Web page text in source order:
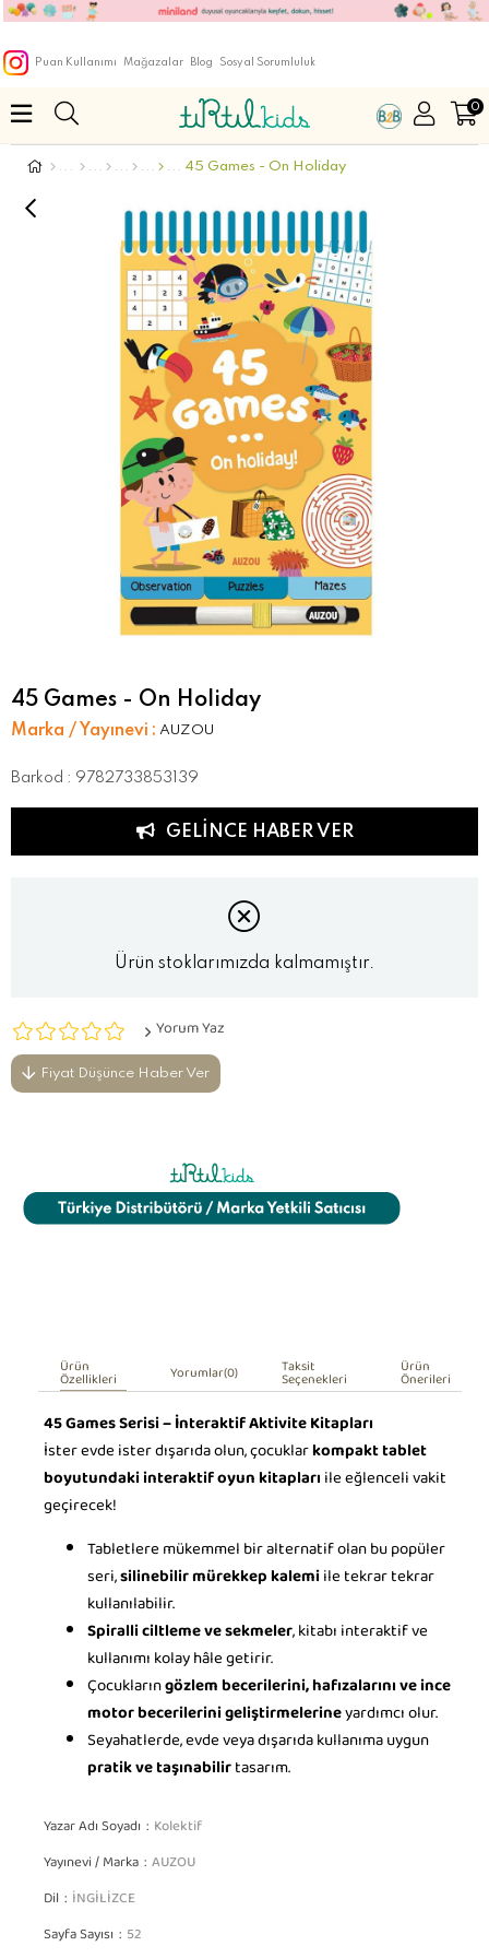
Puan Kullanımı Mağazalar Blog Sosyal Sorumluluk
0
45 Games - On Holiday
45 Games - On Holiday
Marka / Yayınevi : AUZOU
Barkod : 9782733853139
GELINCE HABER VER
Ürün stoklarımızda kalmamıştır.
Yorum Yaz
Fiyat Düşünce Haber Ver
Ürün
Özellikleri Yorumlar(0) Taksit
Seçenekleri Ürün
Önerileri
45 Games Serisi – İnteraktif Aktivite Kitapları
İster evde ister dışarıda olun, çocuklarkompakt tablet
boyutundaki interaktif oyun kitaplarıile eğlenceli vakit
geçirecek!
Tabletlere mükemmel bir alternatif olan bu popüler
seri,silinebilir mürekkep kalemiile tekrar tekrar
kullanılabilir.
Spiralli ciltleme ve sekmeler, kitabı interaktif ve
kullanımı kolay hâle getirir.
Çocuklarıngözlem becerilerini, hafızalarını ve ince
motor becerilerini geliştirmelerineyardımcı olur.
Seyahatlerde, evde veya dışarıda kullanıma uygun
pratik ve taşınabilirtasarım.
Yazar Adı Soyadı Kolektif
Yayınevi / Marka AUZOU
Dil İNGİLİZCE
Sayfa Sayısı 52